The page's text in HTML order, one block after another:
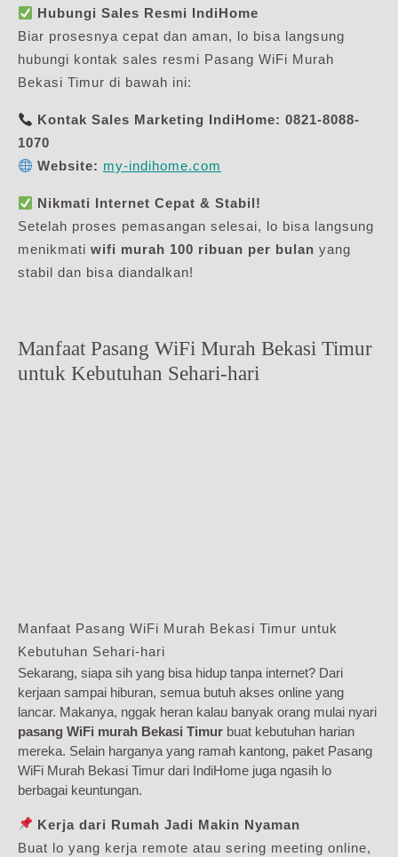
Hubungi Sales Resmi IndiHome
Biar prosesnya cepat dan aman, lo bisa langsung
hubungi kontak sales resmi Pasang WiFi Murah
Bekasi Timur di bawah ini:
Kontak Sales Marketing IndiHome: 0821-8088-
1070
Website: my-indihome.com
Nikmati Internet Cepat & Stabil!
Setelah proses pemasangan selesai, lo bisa langsung
menikmati wifi murah 100 ribuan per bulan yang
stabil dan bisa diandalkan!
Manfaat Pasang WiFi Murah Bekasi Timur
untuk Kebutuhan Sehari-hari
Manfaat Pasang WiFi Murah Bekasi Timur untuk
Kebutuhan Sehari-hari
Sekarang, siapa sih yang bisa hidup tanpa internet? Dari
kerjaan sampai hiburan, semua butuh akses online yang
lancar. Makanya, nggak heran kalau banyak orang mulai nyari
pasang WiFi murah Bekasi Timur buat kebutuhan harian
mereka. Selain harganya yang ramah kantong, paket Pasang
WiFi Murah Bekasi Timur dari IndiHome juga ngasih lo
berbagai keuntungan.
Kerja dari Rumah Jadi Makin Nyaman
Buat lo yang kerja remote atau sering meeting online,